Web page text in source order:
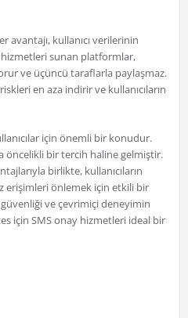
avantajı, kullanıcı verilerinin
hizmetleri sunan platformlar,
ve üçüncü taraflarla paylaşmaz.
en aza indirir ve kullanıcıların
için önemli bir konudur.
öncelikli bir tercih haline gelmiştir.
birlikte, kullanıcıların
erişimleri önlemek için etkili bir
ve çevrimiçi deneyimin
için SMS onay hizmetleri ideal bir